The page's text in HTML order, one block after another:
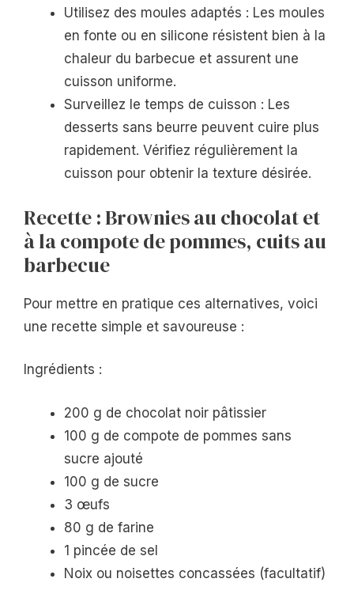
Utilisez des moules adaptés : Les moules
en fonte ou en silicone résistent bien à la
chaleur du barbecue et assurent une
cuisson uniforme.
Surveillez le temps de cuisson : Les
desserts sans beurre peuvent cuire plus
rapidement. Vérifiez régulièrement la
cuisson pour obtenir la texture désirée.
Recette : Brownies au chocolat et
à la compote de pommes, cuits au
barbecue
Pour mettre en pratique ces alternatives, voici
une recette simple et savoureuse :
Ingrédients :
200 g de chocolat noir pâtissier
100 g de compote de pommes sans
sucre ajouté
100 g de sucre
3 œufs
80 g de farine
1 pincée de sel
Noix ou noisettes concassées (facultatif)